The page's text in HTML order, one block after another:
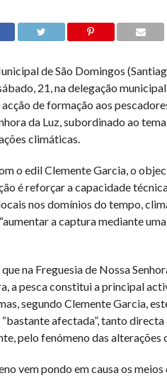
de São Domingos
21, na delegação
de formação aos
da Luz, subordinado ao
climáticas.
o edil Clemente Garcia, o
é reforçar a capacidade
nos domínios do tempo,
a captura mediante
na Freguesia de Nossa
a pesca constitui a principal
segundo Clemente Garcia,
afectada”, tanto directa
pelo fenómeno das alterações
vem pondo em causa os